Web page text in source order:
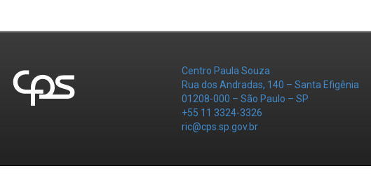
Centro Paula Souza
Rua dos Andradas, 140 – Santa Efigênia
01208-000 – São Paulo – SP
+55 11 3324-3326
ric@cps.sp.gov.br